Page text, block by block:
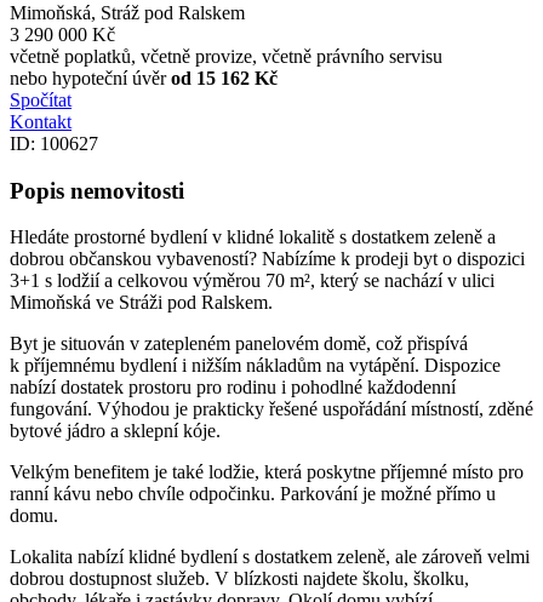
Mimoňská, Stráž pod Ralskem
3 290 000 Kč
včetně poplatků, včetně provize, včetně právního servisu
nebo hypoteční úvěrod 15 162 Kč
Spočítat
Kontakt
ID: 100627
Popis nemovitosti
Hledáte prostorné bydlení v klidné lokalitě s dostatkem zeleně a
dobrou občanskou vybaveností? Nabízíme k prodeji byt o dispozici
3+1 s lodžií a celkovou výměrou 70 m², který se nachází v ulici
Mimoňská ve Stráži pod Ralskem.
Byt je situován v zatepleném panelovém domě, což přispívá
k příjemnému bydlení i nižším nákladům na vytápění. Dispozice
nabízí dostatek prostoru pro rodinu i pohodlné každodenní
fungování. Výhodou je prakticky řešené uspořádání místností, zděné
bytové jádro a sklepní kóje.
Velkým benefitem je také lodžie, která poskytne příjemné místo pro
ranní kávu nebo chvíle odpočinku. Parkování je možné přímo u
domu.
Lokalita nabízí klidné bydlení s dostatkem zeleně, ale zároveň velmi
dobrou dostupnost služeb. V blízkosti najdete školu, školku,